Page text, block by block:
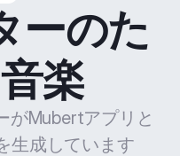
ーのた
楽
がMubertアプリと
生成しています